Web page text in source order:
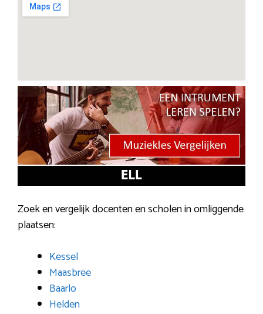
Zoek en vergelijk docenten en scholen in omliggende
plaatsen:
Kessel
Maasbree
Baarlo
Helden